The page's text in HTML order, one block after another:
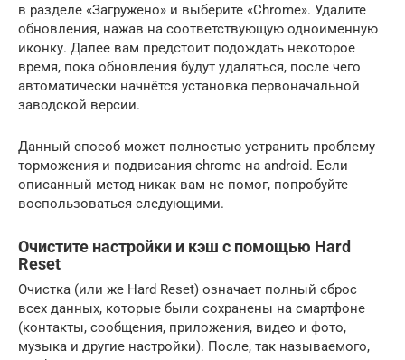
в разделе «Загружено» и выберите «Chrome». Удалите
обновления, нажав на соответствующую одноименную
иконку. Далее вам предстоит подождать некоторое
время, пока обновления будут удаляться, после чего
автоматически начнётся установка первоначальной
заводской версии.
Данный способ может полностью устранить проблему
торможения и подвисания chrome на android. Если
описанный метод никак вам не помог, попробуйте
воспользоваться следующими.
Очистите настройки и кэш с помощью Hard
Reset
Очистка (или же Hard Reset) означает полный сброс
всех данных, которые были сохранены на смартфоне
(контакты, сообщения, приложения, видео и фото,
музыка и другие настройки). После, так называемого,